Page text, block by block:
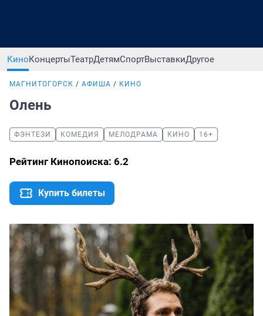
КиноКонцертыТеатрДетямСпортВыставкиДругое
МАГНИТОГОРСК АФИША КИНО
Олень
ФЭНТЕЗИ КОМЕДИЯ МЕЛОДРАМА КИНО 16+
Рейтинг Кинопоиска: 6.2
Купить билеты